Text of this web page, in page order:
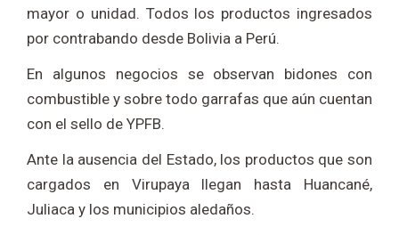
mayor o unidad. Todos los productos ingresados
por contrabando desde Bolivia a Perú.
En algunos negocios se observan bidones con
combustible y sobre todo garrafas que aún cuentan
con el sello de YPFB.
Ante la ausencia del Estado, los productos que son
cargados en Virupaya llegan hasta Huancané,
Juliaca y los municipios aledaños.